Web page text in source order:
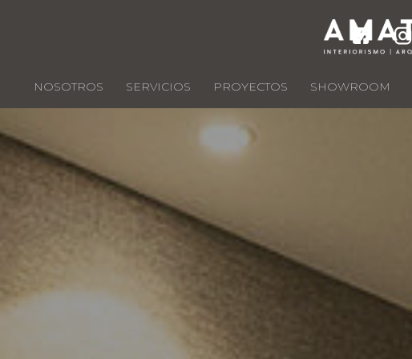
NOSOTROS SERVICIOS PROYECTOS SHOWROOM